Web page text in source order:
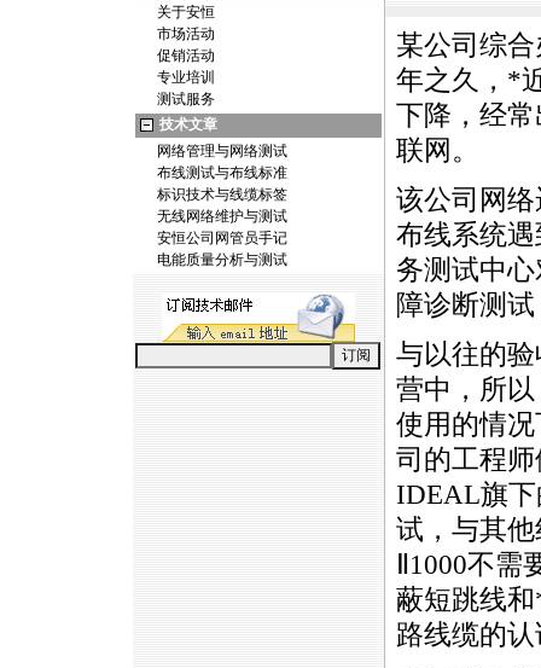
关于安恒
市场活动
促销活动
专业培训
测试服务
技术文章
网络管理与网络测试
布线测试与布线标准
标识技术与线缆标签
无线网络维护与测试
安恒公司网管员手记
电能质量分析与测试
某公司综
年之久， *
下降，经
联网。
该公司网
布线系统
务测试中
障诊断测
与以往的
营中，所
使用的情
司的工程
IDEAL旗下
试，与其
Ⅱ1000不
蔽短跳线和
路线缆的